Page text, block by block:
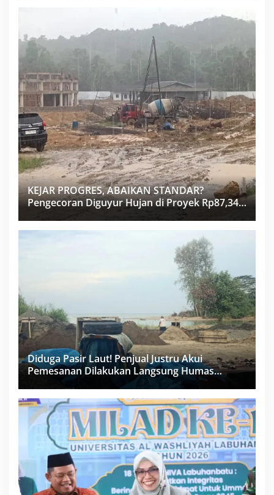
KEJAR PROGRES, ABAIKAN STANDAR?
Pengecoran Diguyur Hujan di Proyek Rp87,34
Miliar Sukma Nias, Konsultan, Pengawas dan
PPK Bungkam
Diduga Pasir Laut! Penjual Justru Akui
Pemesanan Dilakukan Langsung Humas